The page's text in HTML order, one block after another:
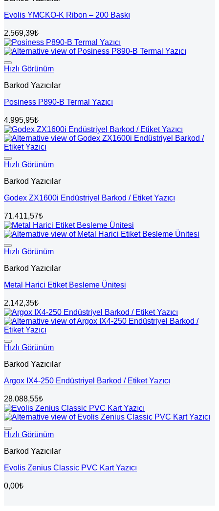
Evolis YMCKO-K Ribon – 200 Baskı
2.569,39₺
Hızlı Görünüm
Barkod Yazıcılar
Posiness P890-B Termal Yazıcı
4.995,95₺
Hızlı Görünüm
Barkod Yazıcılar
Godex ZX1600i Endüstriyel Barkod / Etiket Yazıcı
71.411,57₺
Hızlı Görünüm
Barkod Yazıcılar
Metal Harici Etiket Besleme Ünitesi
2.142,35₺
Hızlı Görünüm
Barkod Yazıcılar
Argox IX4-250 Endüstriyel Barkod / Etiket Yazıcı
28.088,55₺
Hızlı Görünüm
Barkod Yazıcılar
Evolis Zenius Classic PVC Kart Yazıcı
0,00₺